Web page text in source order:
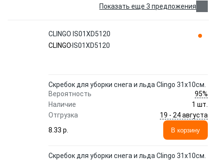
Показать еще 3 предложения
CLINGO IS01XD5120
CLINGO IS01XD5120
Скребок для уборки снега и льда Clingo 31x10см.
Вероятность
95%
Наличие
1 шт.
Отгрузка
19 - 24 августа
8.33 p.
В корзину
Скребок для уборки снега и льда Clingo 31x10см.